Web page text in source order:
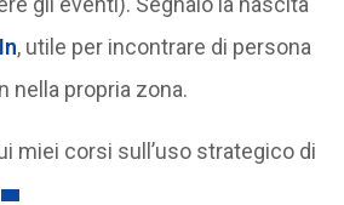
, utile per incontrare di persona
nella propria zona.
miei corsi sull’uso strategico di